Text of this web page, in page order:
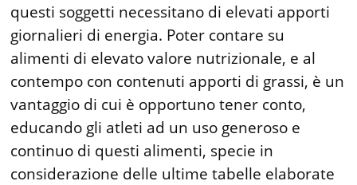
questi soggetti necessitano di elevati apporti
giornalieri di energia. Poter contare su
alimenti di elevato valore nutrizionale, e al
contempo con contenuti apporti di grassi, è un
vantaggio di cui è opportuno tener conto,
educando gli atleti ad un uso generoso e
continuo di questi alimenti, specie in
considerazione delle ultime tabelle elaborate